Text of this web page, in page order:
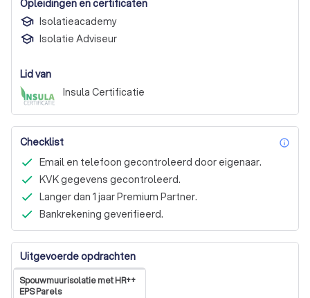
Opleidingen en certificaten
Isolatieacademy
Isolatie Adviseur
Lid van
Insula Certificatie
Checklist
Email en telefoon gecontroleerd door eigenaar.
KVK gegevens gecontroleerd.
Langer dan 1 jaar Premium Partner.
Bankrekening geverifieerd.
Uitgevoerde opdrachten
Spouwmuurisolatie met HR++
EPS Parels